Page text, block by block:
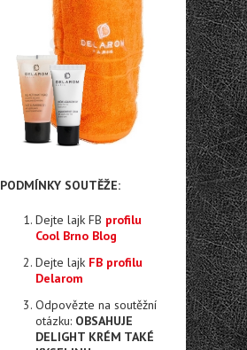
PODMÍNKY SOUTĚŽE:
Dejte lajk FB profilu
Cool Brno Blog
Dejte lajk FB profilu
Delarom
Odpovězte na soutěžní
otázku: OBSAHUJE
DELIGHT KRÉM TAKÉ